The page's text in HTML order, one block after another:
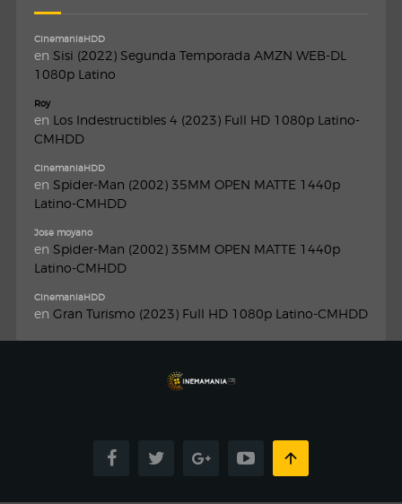
CinemaniaHDD
en Sisi (2022) Segunda Temporada AMZN WEB-DL
1080p Latino
Roy
en Los Indestructibles 4 (2023) Full HD 1080p Latino-
CMHDD
CinemaniaHDD
en Spider-Man (2002) 35MM OPEN MATTE 1440p
Latino-CMHDD
Jose moyano
en Spider-Man (2002) 35MM OPEN MATTE 1440p
Latino-CMHDD
CinemaniaHDD
en Gran Turismo (2023) Full HD 1080p Latino-CMHDD